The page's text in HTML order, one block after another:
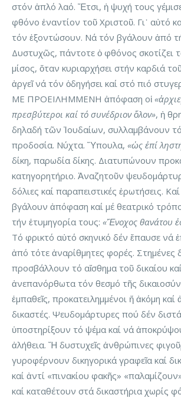
στόν ἁπλό λαό. Ἔτσι, ἡ ψυχή τους
φθόνο ἐναντίον τοῦ Χριστοῦ. Γι᾽ αὐτό
τόν ἐξοντώσουν. Nά τόν βγάλουν ἀπό
Δυστυχῶς, πάντοτε ὁ φθόνος σκοτίζει
μίσος, ὅταν κυριαρχήσει στήν καρδιά
ἀργεῖ νά τόν ὁδηγήσει καί στό πιό
ΜΕ ΠΡΟΕΙΛΗΜΜΕΝΗ ἀπόφαση οἱ
πρεσβύτεροι καί τό συνέδριον ὅλον», ἡ
δηλαδή τῶν Ἰουδαίων, συλλαμβάνουν
προδοσία. Νύχτα. Ὕπουλα, «ὡς ἐπί
δίκη, παρωδία δίκης. Διατυπώνουν
κατηγορητήριο. Ἀναζητοῦν
δόλιες καί παραπειστικές ἐρωτήσεις.
βγάλουν ἀπόφαση καί μέ θεατρικό
τήν ἐτυμηγορία τους: «Ἔνοχος θανάτου
Τό φρικτό αὐτό σκηνικό δέν ἔπαυσε νά
ἀπό τότε ἀναρίθμητες φορές. Στημένες
προσβάλλουν τό αἴσθημα τοῦ δικαίου
ἀνεπανόρθωτα τόν θεσμό τῆς
ἐμπαθεῖς, προκατειλημμένοι ἤ ἀκόμη
δικαστές. Ψευδομάρτυρες πού δέν
ὑποστηρίξουν τό ψέμα καί νά
ἀλήθεια. Ἤ δυστυχεῖς ἀνθρώπινες
γυροφέρνουν δικηγορικά γραφεῖα καί
καί ἀντί «πινακίου φακῆς»
καί καταθέτουν στά δικαστήρια χωρίς